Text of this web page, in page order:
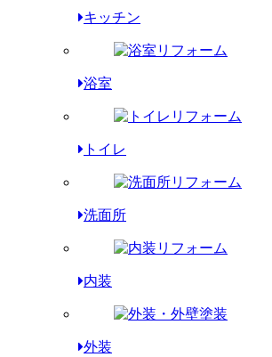
キッチン
浴室
トイレ
洗面所
内装
外装